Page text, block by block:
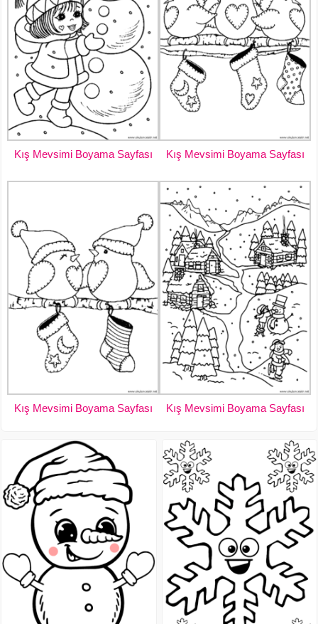
Kış Mevsimi Boyama Sayfası Kış Mevsimi Boyama Sayfası
Kış Mevsimi Boyama Sayfası Kış Mevsimi Boyama Sayfası